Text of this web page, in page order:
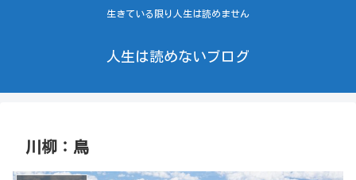
生きている限り人生は読めません
人生は読めないブログ
川柳：鳥